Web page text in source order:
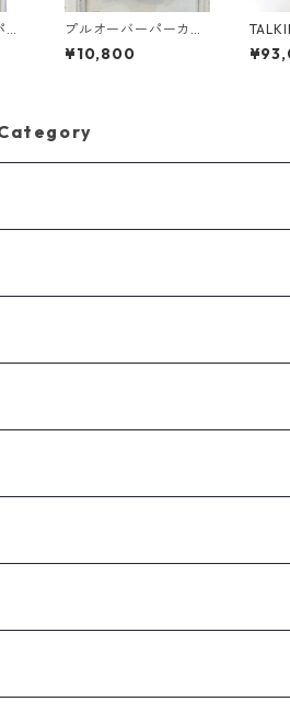
プルオーバーパーカ
ー/レッド/進めわたし
の命
¥10,800
クス
リッ